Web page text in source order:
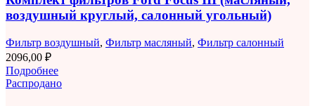
воздушный круглый, салонный угольный)
Фильтр воздушный, Фильтр масляный, Фильтр салонный
2096,00 ₽
Подробнее
Распродано